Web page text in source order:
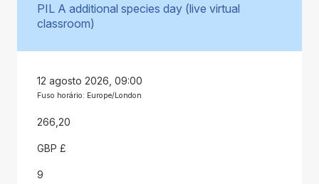
PIL A additional species day (live virtual
classroom)
12 agosto 2026, 09:00
Fuso horário: Europe/London
266,20
GBP £
9